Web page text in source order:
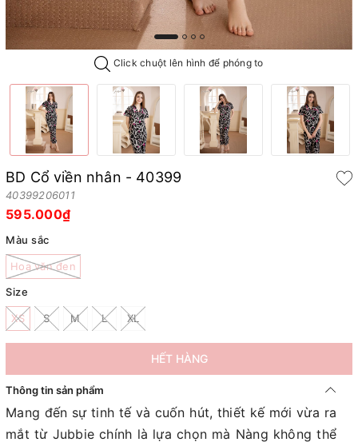
Click chuột lên hình để phóng to
BD Cổ viền nhân - 40399
40399206011
595.000₫
Màu sắc
Hoa văn đen
Size
XS S M L XL
HẾT HÀNG
Thông tin sản phẩm
Mang đến sự tinh tế và cuốn hút, thiết kế mới vừa ra
mắt từ Jubbie chính là lựa chọn mà Nàng không thể